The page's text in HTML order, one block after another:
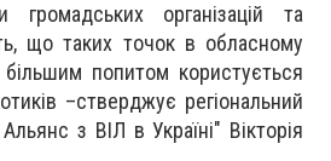
організацій та
що таких точок в обласному
попитом користується
–стверджує регіональний
з ВІЛ в Україні" Вікторія